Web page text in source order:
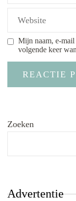
Mijn naam, e-mail
volgende keer
Zoeken
Advertentie